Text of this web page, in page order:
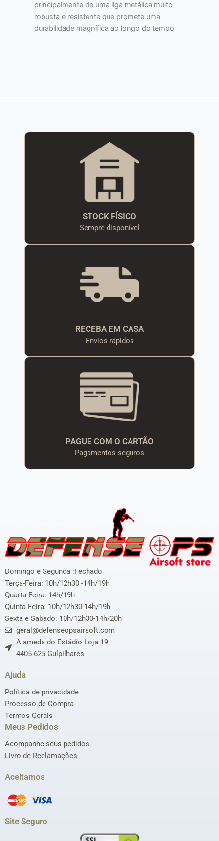
principalmente de uma liga metálica muito
robusta e resistente que promete uma
durabilidade magnífica ao longo do tempo.
STOCK FÍSICO
Sempre disponível
RECEBA EM CASA
Envios rápidos
PAGUE COM O CARTÃO
Pagamentos seguros
Domingo e Segunda :Fechado
Terça-Feira: 10h/12h30 -14h/19h
Quarta-Feira: 14h/19h
Quinta-Feira: 10h/12h30-14h/19h
Sexta e Sabado: 10h/12h30-14h/20h
geral@defenseopsairsoft.com
Alameda do Estádio Loja 19
4405-625 Gulpilhares
Ajuda
Política de privacidade
Processo de Compra
Termos Gerais
Meus Pedidos
Acompanhe seus pedidos
Livro de Reclamações
Aceitamos
Site Seguro